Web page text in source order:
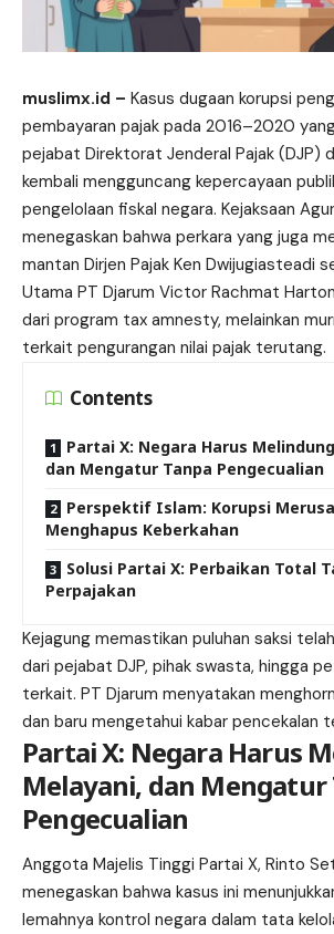
muslimx.id – Kasus dugaan korupsi
pembayaran pajak pada 2016–2020
pejabat Direktorat Jenderal Pajak (DJP)
kembali mengguncang kepercayaan
pengelolaan fiskal negara. Kejaksaan
menegaskan bahwa perkara yang juga
mantan Dirjen Pajak Ken Dwijugiasteadi
Utama PT Djarum Victor Rachmat
dari program tax amnesty, melainkan
terkait pengurangan nilai pajak terutang.
Contents
Partai X: Negara Harus
dan Mengatur Tanpa Pengecualian
Perspektif Islam: Korupsi
Menghapus Keberkahan
Solusi Partai X: Perbaikan Total
Perpajakan
Kejagung memastikan puluhan saksi
dari pejabat DJP, pihak swasta, hingga
terkait. PT Djarum menyatakan
dan baru mengetahui kabar pencekalan
Partai X: Negara Harus
Melayani, dan Mengatur
Pengecualian
Anggota Majelis Tinggi Partai X, Rinto
menegaskan bahwa kasus ini
lemahnya kontrol negara dalam tata